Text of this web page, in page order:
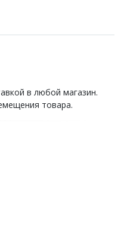
в любой магазин.
товара.